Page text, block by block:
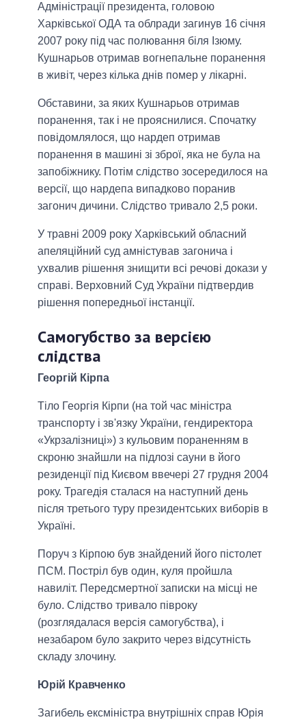
Адміністрації президента, головою
Харківської ОДА та облради загинув 16 січня
2007 року під час полювання біля Ізюму.
Кушнарьов отримав вогнепальне поранення
в живіт, через кілька днів помер у лікарні.
Обставини, за яких Кушнарьов отримав
поранення, так і не прояснилися. Спочатку
повідомлялося, що нардеп отримав
поранення в машині зі зброї, яка не була на
запобіжнику. Потім слідство зосередилося на
версії, що нардепа випадково поранив
загонич дичини. Слідство тривало 2,5 роки.
У травні 2009 року Харківський обласний
апеляційний суд амністував загонича і
ухвалив рішення знищити всі речові докази у
справі. Верховний Суд України підтвердив
рішення попередньої інстанції.
Самогубство за версією
слідства
Георгій Кірпа
Тіло Георгія Кірпи (на той час міністра
транспорту і зв'язку України, гендиректора
«Укрзалізниці») з кульовим пораненням в
скроню знайшли на підлозі сауни в його
резиденції під Києвом ввечері 27 грудня 2004
року. Трагедія сталася на наступний день
після третього туру президентських виборів в
Україні.
Поруч з Кірпою був знайдений його пістолет
ПСМ. Постріл був один, куля пройшла
навиліт. Передсмертної записки на місці не
було. Слідство тривало півроку
(розглядалася версія самогубства), і
незабаром було закрито через відсутність
складу злочину.
Юрій Кравченко
Загибель ексміністра внутрішніх справ Юрія